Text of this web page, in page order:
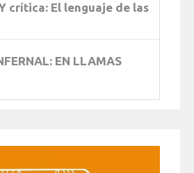
crítica: El lenguaje de las
EN LLAMAS